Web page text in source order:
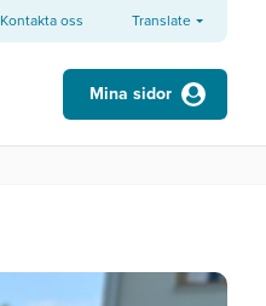
Kontakta oss Translate
Mina sidor